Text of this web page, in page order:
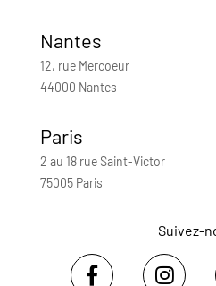
Nantes
12, rue Mercoeur
44000 Nantes
Paris
2 au 18 rue Saint-Victor
75005 Paris
Suivez-